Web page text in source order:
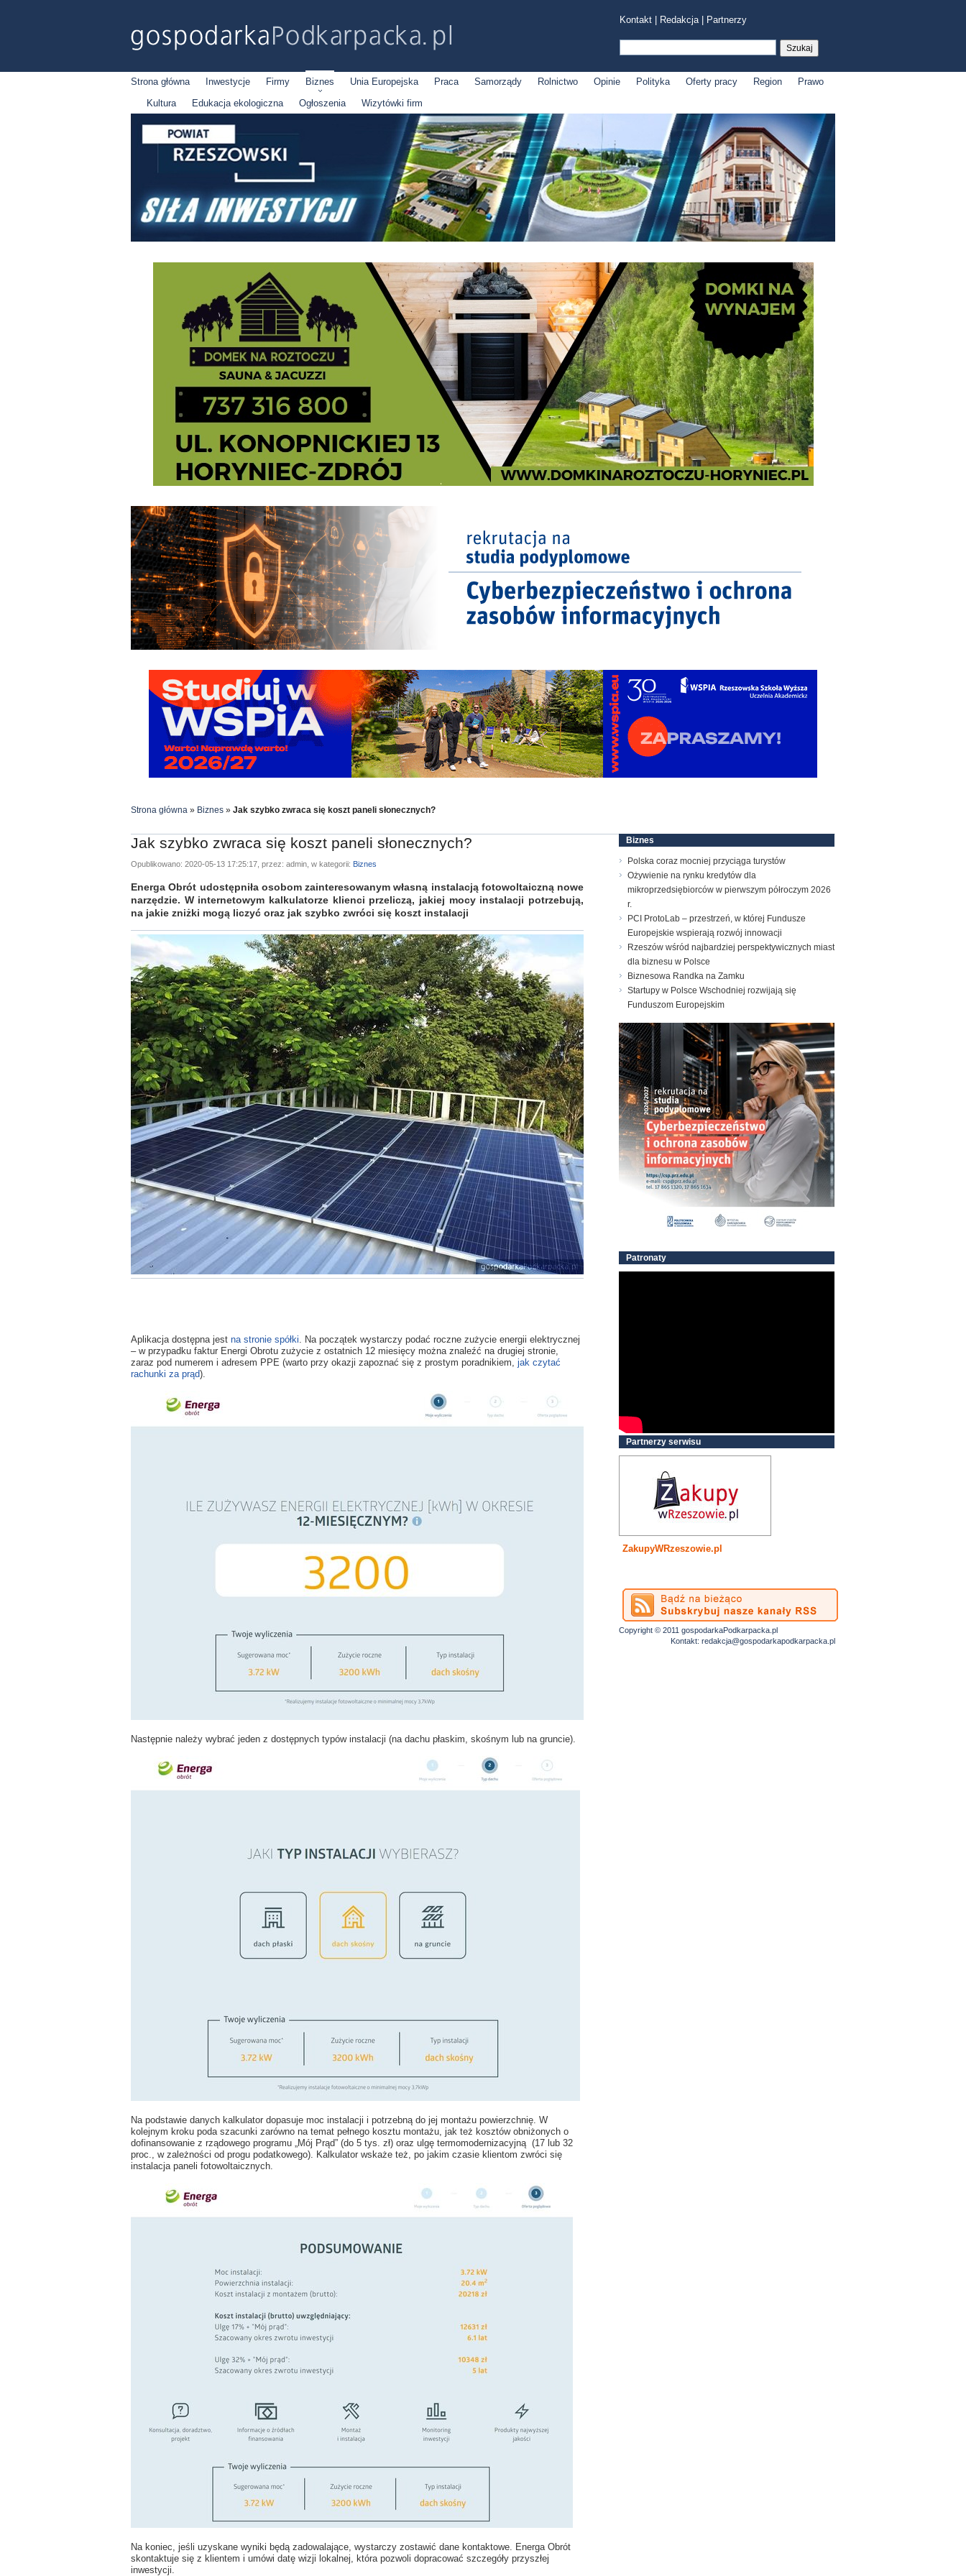
Kontakt Redakcja| Partnerzy
Strona główna Inwestycje Firmy Biznes Unia Europejska Praca Samorządy Rolnictwo Opinie Polityka Oferty pracy Region
Prawo
Kultura
Edukacja ekologiczna Ogłoszenia Wizytówki firm
Strona główna » Biznes » Jak szybko zwraca się koszt paneli słonecznych?
Jak szybko zwraca się koszt paneli słonecznych?
Opublikowano: 2020-05-13 17:25:17, przez: admin, w kategorii: Biznes
Energa Obrót udostępniła osobom zainteresowanym własną instalacją fotowoltaiczną nowe
narzędzie. W internetowym kalkulatorze klienci przeliczą, jakiej mocy instalacji potrzebują,
na jakie zniżki mogą liczyć oraz jak szybko zwróci się koszt instalacji
Aplikacja dostępna jest na stronie spółki. Na początek wystarczy podać roczne zużycie energii elektrycznej
– w przypadku faktur Energi Obrotu zużycie z ostatnich 12 miesięcy można znaleźć na drugiej stronie,
zaraz pod numerem i adresem PPE (warto przy okazji zapoznać się z prostym poradnikiem, jak czytać
rachunki za prąd).
Następnie należy wybrać jeden z dostępnych typów instalacji (na dachu płaskim, skośnym lub na gruncie).
Na podstawie danych kalkulator dopasuje moc instalacji i potrzebną do jej montażu powierzchnię. W
kolejnym kroku poda szacunki zarówno na temat pełnego kosztu montażu, jak też kosztów obniżonych o
dofinansowanie z rządowego programu „Mój Prąd” (do 5 tys. zł) oraz ulgę termomodernizacyjną (17 lub 32
proc., w zależności od progu podatkowego). Kalkulator wskaże też, po jakim czasie klientom zwróci się
instalacja paneli fotowoltaicznych.
Na koniec, jeśli uzyskane wyniki będą zadowalające, wystarczy zostawić dane kontaktowe. Energa Obrót
skontaktuje się z klientem i umówi datę wizji lokalnej, która pozwoli dopracować szczegóły przyszłej
inwestycji.
Biznes
Polska coraz mocniej przyciąga turystów
Ożywienie na rynku kredytów dla
mikroprzedsiębiorców w pierwszym półroczym 2026
r.
PCI ProtoLab – przestrzeń, w której Fundusze
Europejskie wspierają rozwój innowacji
Rzeszów wśród najbardziej perspektywicznych miast
dla biznesu w Polsce
Biznesowa Randka na Zamku
Startupy w Polsce Wschodniej rozwijają się
Funduszom Europejskim
Patronaty
Partnerzy serwisu
ZakupyWRzeszowie.pl
Copyright © 2011 gospodarkaPodkarpacka.pl
Kontakt: redakcja@gospodarkapodkarpacka.pl